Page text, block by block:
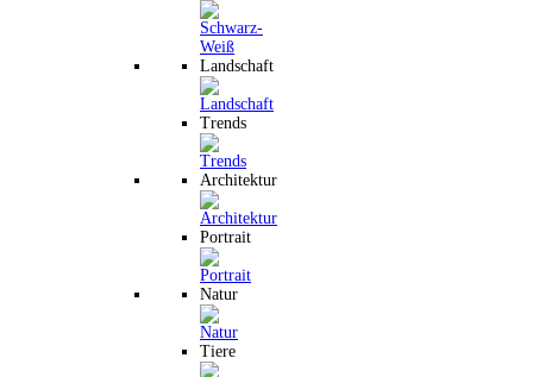
Landschaft
Trends
Architektur
Portrait
Natur
Tiere